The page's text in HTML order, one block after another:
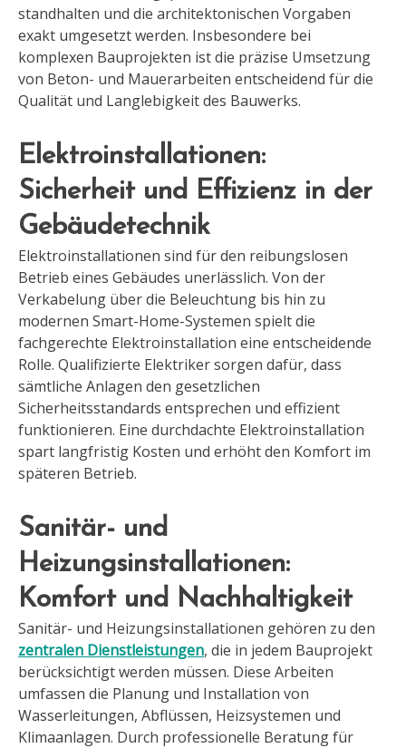
standhalten und die architektonischen Vorgaben
exakt umgesetzt werden. Insbesondere bei
komplexen Bauprojekten ist die präzise Umsetzung
von Beton- und Mauerarbeiten entscheidend für die
Qualität und Langlebigkeit des Bauwerks.
Elektroinstallationen:
Sicherheit und Effizienz in der
Gebäudetechnik
Elektroinstallationen sind für den reibungslosen
Betrieb eines Gebäudes unerlässlich. Von der
Verkabelung über die Beleuchtung bis hin zu
modernen Smart-Home-Systemen spielt die
fachgerechte Elektroinstallation eine entscheidende
Rolle. Qualifizierte Elektriker sorgen dafür, dass
sämtliche Anlagen den gesetzlichen
Sicherheitsstandards entsprechen und effizient
funktionieren. Eine durchdachte Elektroinstallation
spart langfristig Kosten und erhöht den Komfort im
späteren Betrieb.
Sanitär- und
Heizungsinstallationen:
Komfort und Nachhaltigkeit
Sanitär- und Heizungsinstallationen gehören zu den
zentralen Dienstleistungen, die in jedem Bauprojekt
berücksichtigt werden müssen. Diese Arbeiten
umfassen die Planung und Installation von
Wasserleitungen, Abflüssen, Heizsystemen und
Klimaanlagen. Durch professionelle Beratung für